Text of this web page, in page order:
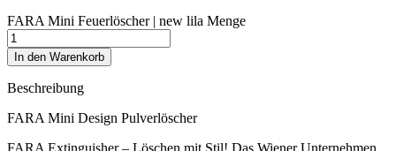
FARA Mini Feuerlöscher | new lila Menge
In den Warenkorb
Beschreibung
FARA Mini Design Pulverlöscher
FARA Extinguisher – Löschen mit Stil! Das Wiener Unternehmen